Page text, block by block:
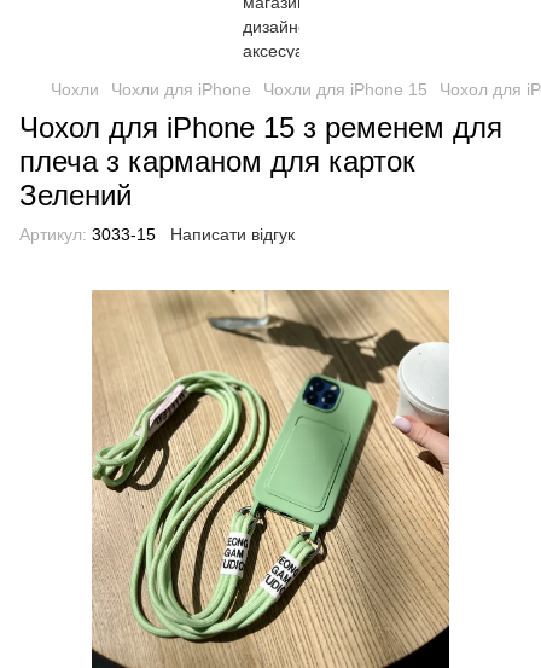
Чохли Чохли для iPhone Чохли для iPhone 15 Чохол для
Чохол для iPhone 15 з ременем для
плеча з карманом для карток
Зелений
Артикул: 3033-15 Написати відгук